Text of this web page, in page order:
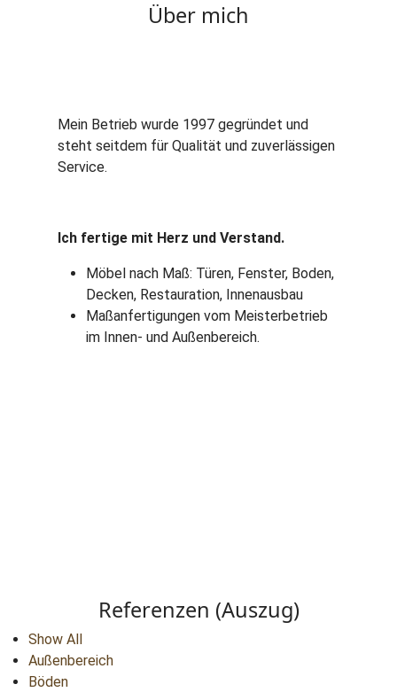
Über mich
Mein Betrieb wurde 1997 gegründet und
steht seitdem für Qualität und zuverlässigen
Service.
Ich fertige mit Herz und Verstand.
Möbel nach Maß: Türen, Fenster, Boden,
Decken, Restauration, Innenausbau
Maßanfertigungen vom Meisterbetrieb
im Innen- und Außenbereich.
Referenzen (Auszug)
Show All
Außenbereich
Böden